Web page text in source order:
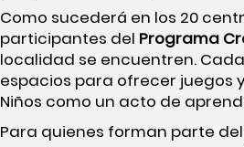
Como sucederá en los 20
participantes del Programa
localidad se encuentren.
espacios para ofrecer juegos
Niños como un acto de
Para quienes forman parte